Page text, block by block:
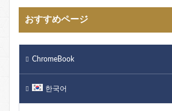
おすすめページ
ChromeBook
한국어